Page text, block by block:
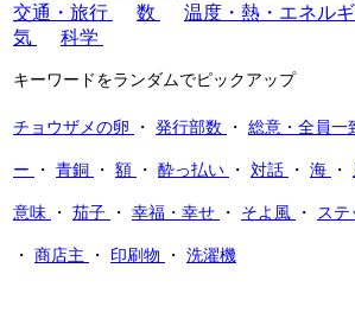
交通・旅行
数 温度・熱・エネル
気
科学
キーワードをランダムでピックアップ
チョウザメの卵 ・ 発行部数 ・ 総意・全員一
ー ・ 青銅 ・ 額 ・ 酔っ払い ・ 対話 ・ 海 ・
意味 ・ 茄子 ・ 幸福・幸せ ・ そよ風 ・ ステ
・ 商店主 ・ 印刷物 ・ 洗濯機